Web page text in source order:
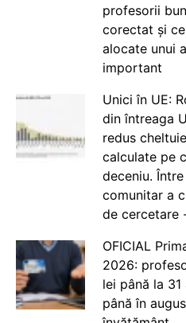
profesorii
corectat și
alocate unui
important
Unici în UE:
din întreaga
redus
calculate pe
deceniu.
comunitar a
de cercetare
OFICIAL
2026:
lei până la
până în